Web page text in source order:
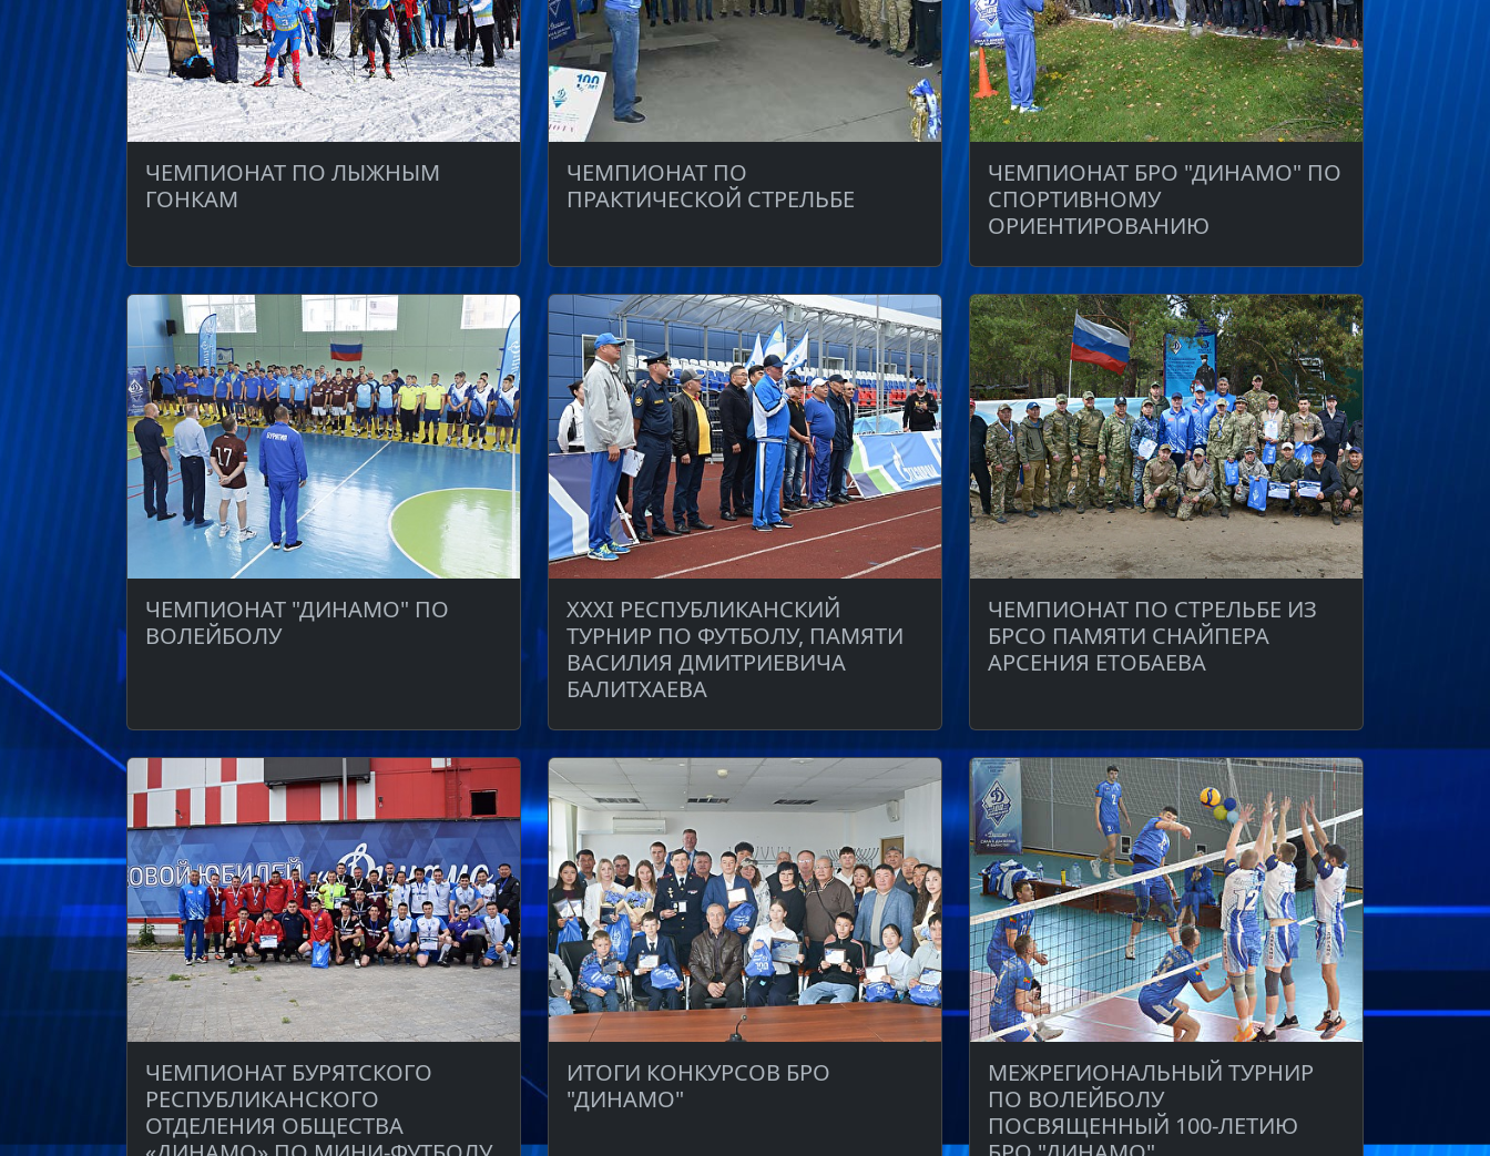
ЧЕМПИОНАТ ПО ЛЫЖНЫМ
ГОНКАМ
ЧЕМПИОНАТ ПО
ПРАКТИЧЕСКОЙ СТРЕЛЬБЕ
ЧЕМПИОНАТ БРО "ДИНАМО" ПО
СПОРТИВНОМУ
ОРИЕНТИРОВАНИЮ
ЧЕМПИОНАТ "ДИНАМО" ПО
ВОЛЕЙБОЛУ
ХХХI РЕСПУБЛИКАНСКИЙ
ТУРНИР ПО ФУТБОЛУ, ПАМЯТИ
ВАСИЛИЯ ДМИТРИЕВИЧА
БАЛИТХАЕВА
ЧЕМПИОНАТ ПО СТРЕЛЬБЕ ИЗ
БРСО ПАМЯТИ СНАЙПЕРА
АРСЕНИЯ ЕТОБАЕВА
ЧЕМПИОНАТ БУРЯТСКОГО
РЕСПУБЛИКАНСКОГО
ОТДЕЛЕНИЯ ОБЩЕСТВА
ИТОГИ КОНКУРСОВ БРО
"ДИНАМО"
МЕЖРЕГИОНАЛЬНЫЙ ТУРНИР
ПО ВОЛЕЙБОЛУ
ПОСВЯЩЕННЫЙ 100-ЛЕТИЮ